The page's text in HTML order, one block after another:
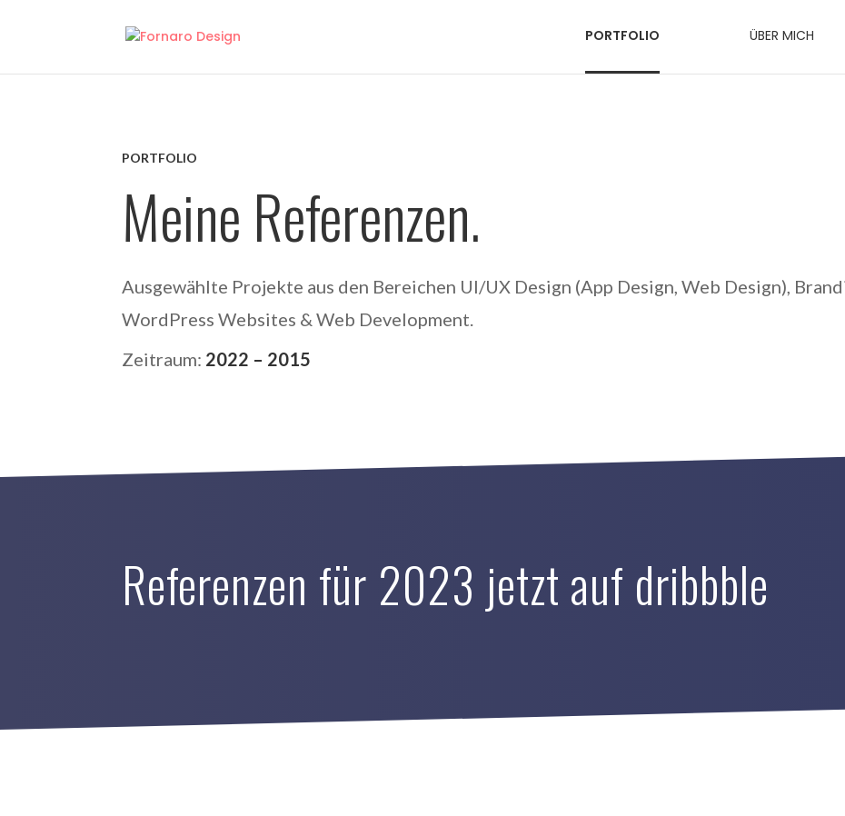
PORTFOLIO ÜBER MICH
PORTFOLIO
Meine Referenzen.
Ausgewählte Projekte aus den Bereichen UI/UX Design (App Design, Web Design),
WordPress Websites & Web Development.
Zeitraum: 2022 – 2015
Referenzen für 2023 jetzt auf dribbble